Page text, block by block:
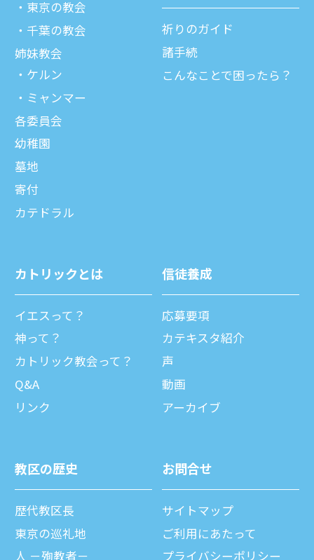
東京の教会
千葉の教会
姉妹教会
ケルン
ミャンマー
各委員会
幼稚園
墓地
寄付
カテドラル
祈りのガイド
諸⼿続
こんなことで困ったら？
カトリックとは
イエスって？
神って？
カトリック教会って？
Q&A
リンク
信徒養成
応募要項
カテキスタ紹介
声
動画
アーカイブ
教区の歴史
歴代教区⻑
東京の巡礼地
⼈ －殉教者－
お問合せ
サイトマップ
ご利⽤にあたって
プライバシーポリシー